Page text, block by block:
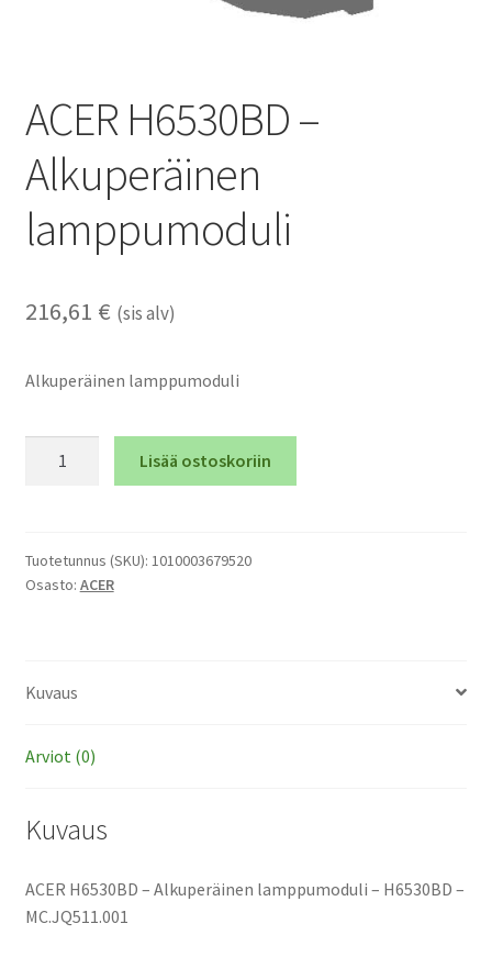
ACER H6530BD –
Alkuperäinen
lamppumoduli
216,61 € (sis alv)
Alkuperäinen lamppumoduli
lamppumoduli
määrä
Lisää ostoskoriin
Tuotetunnus (SKU): 1010003679520
Osasto: ACER
Kuvaus
Arviot (0)
Kuvaus
ACER H6530BD – Alkuperäinen lamppumoduli – H6530BD –
MC.JQ511.001